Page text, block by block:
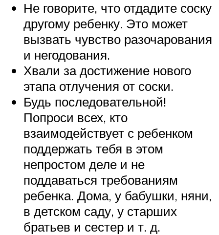
Не говорите, что отдадите соску
другому ребенку. Это может
вызвать чувство разочарования
и негодования.
Хвали за достижение нового
этапа отлучения от соски.
Будь последовательной!
Попроси всех, кто
взаимодействует с ребенком
поддержать тебя в этом
непростом деле и не
поддаваться требованиям
ребенка. Дома, у бабушки, няни,
в детском саду, у старших
братьев и сестер и т. д.